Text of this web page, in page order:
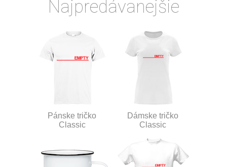
Najpredávanejšie
Pánske tričko
Classic
Dámske tričko
Classic